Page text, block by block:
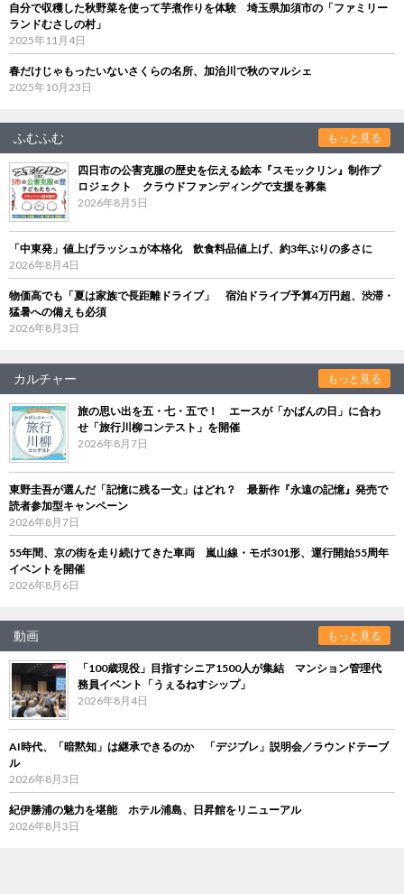
自分で収穫した秋野菜を使って芋煮作りを体験 埼玉県加須市の「ファミリー
ランドむさしの村」
2025年11月4日
春だけじゃもったいないさくらの名所、加治川で秋のマルシェ
2025年10月23日
ふむふむ もっと見る
四日市の公害克服の歴史を伝える絵本『スモックリン』制作プ
ロジェクト クラウドファンディングで支援を募集
2026年8月5日
「中東発」値上げラッシュが本格化 飲食料品値上げ、約3年ぶりの多さに
2026年8月4日
物価高でも「夏は家族で長距離ドライブ」 宿泊ドライブ予算4万円超、渋滞・
猛暑への備えも必須
2026年8月3日
カルチャー もっと見る
旅の思い出を五・七・五で！ エースが「かばんの日」に合わ
せ「旅行川柳コンテスト」を開催
2026年8月7日
東野圭吾が選んだ「記憶に残る一文」はどれ？ 最新作『永遠の記憶』発売で
読者参加型キャンペーン
2026年8月7日
55年間、京の街を走り続けてきた車両 嵐山線・モボ301形、運行開始55周年
イベントを開催
2026年8月6日
動画 もっと見る
「100歳現役」目指すシニア1500人が集結 マンション管理代
務員イベント「うぇるねすシップ」
2026年8月4日
AI時代、「暗黙知」は継承できるのか 「デジブレ」説明会／ラウンドテーブ
ル
2026年8月3日
紀伊勝浦の魅力を堪能 ホテル浦島、日昇館をリニューアル
2026年8月3日